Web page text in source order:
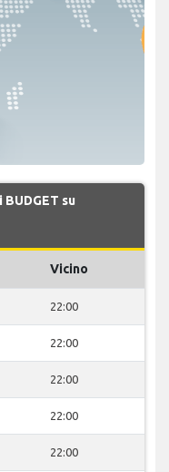
su
Vicino
22:00
22:00
22:00
22:00
22:00